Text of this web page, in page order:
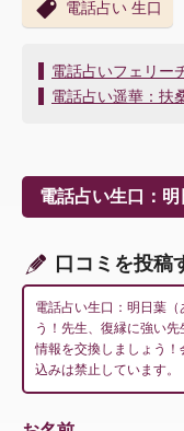
電話占い 生口
投
稿
ー
シ
ン
電話占いフェリー
電話占い遥華：扶
電話占い生口：
口コミを投稿
電話占い生口：明日葉
う！先生、復縁に強い
情報を交換しましょう
込みは禁止しています。